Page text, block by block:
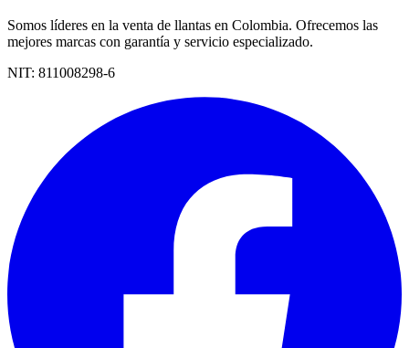
Somos líderes en la venta de llantas en Colombia. Ofrecemos las
mejores marcas con garantía y servicio especializado.
NIT: 811008298-6